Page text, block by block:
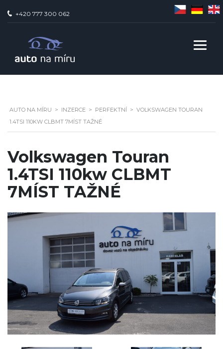
+420 777 300 062
AUTO NA MÍ­RU > INZERCE > PERFEKTNÍ > VOLKSWAGEN TOURAN
1.4TSI 110KW CLBMT 7MÍST TAŽNÉ
Volkswagen Touran
1.4TSI 110kw CLBMT
7MÍST TAŽNÉ